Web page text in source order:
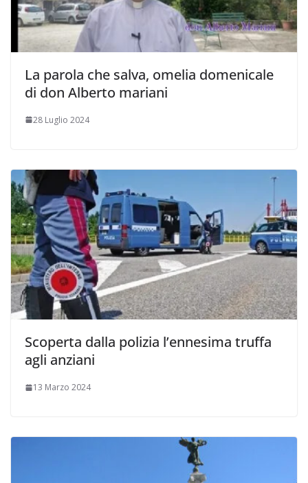
La parola che salva, omelia domenicale
di don Alberto mariani
28 Luglio 2024
Scoperta dalla polizia l’ennesima truffa
agli anziani
13 Marzo 2024